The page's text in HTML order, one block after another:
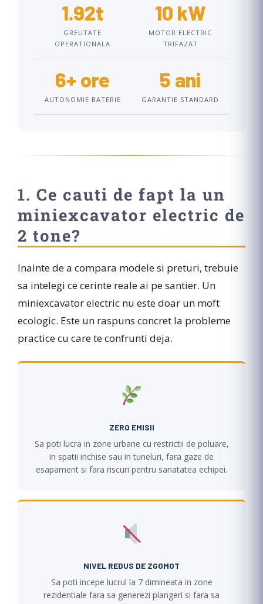
1.92t
GREUTATE
OPERATIONALA
10 kW
MOTOR ELECTRIC
TRIFAZAT
6+ ore
AUTONOMIE BATERIE
5 ani
GARANTIE STANDARD
1. Ce cauti de fapt la un
miniexcavator electric de
2 tone?
Inainte de a compara modele si preturi, trebuie
sa intelegi ce cerinte reale ai pe santier. Un
miniexcavator electric nu este doar un moft
ecologic. Este un raspuns concret la probleme
practice cu care te confrunti deja.
ZERO EMISII
Sa poti lucra in zone urbane cu restrictii de poluare,
in spatii inchise sau in tuneluri, fara gaze de
esapament si fara riscuri pentru sanatatea echipei.
NIVEL REDUS DE ZGOMOT
Sa poti incepe lucrul la 7 dimineata in zone
rezidentiale fara sa generezi plangeri si fara sa